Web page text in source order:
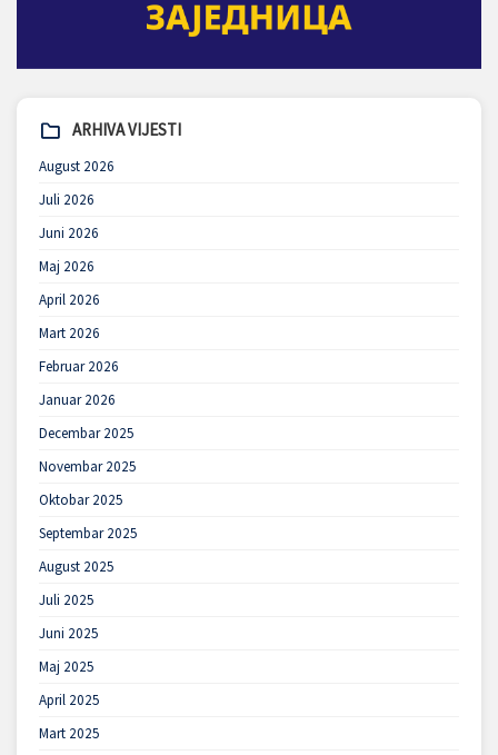
ARHIVA VIJESTI
August 2026
Juli 2026
Juni 2026
Maj 2026
April 2026
Mart 2026
Februar 2026
Januar 2026
Decembar 2025
Novembar 2025
Oktobar 2025
Septembar 2025
August 2025
Juli 2025
Juni 2025
Maj 2025
April 2025
Mart 2025